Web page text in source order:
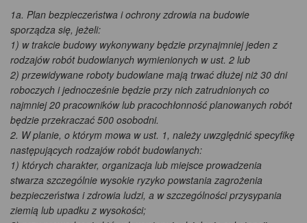
1a. Plan bezpieczeństwa i ochrony zdrowia na budowie
sporządza się, jeżeli:
1) w trakcie budowy wykonywany będzie przynajmniej jeden z
rodzajów robót budowlanych wymienionych w ust. 2 lub
2) przewidywane roboty budowlane mają trwać dłużej niż 30 dni
roboczych i jednocześnie będzie przy nich zatrudnionych co
najmniej 20 pracowników lub pracochłonność planowanych robót
będzie przekraczać 500 osobodni.
2. W planie, o którym mowa w ust. 1, należy uwzględnić specyfikę
następujących rodzajów robót budowlanych:
1) których charakter, organizacja lub miejsce prowadzenia
stwarza szczególnie wysokie ryzyko powstania zagrożenia
bezpieczeństwa i zdrowia ludzi, a w szczególności przysypania
ziemią lub upadku z wysokości;